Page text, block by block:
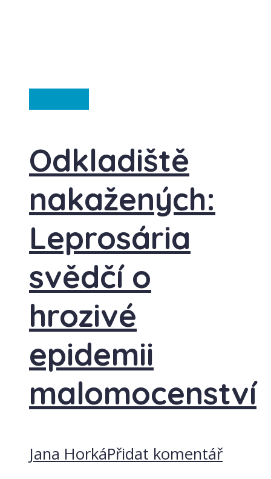
Odkladiště
nakažených:
Leprosária
svědčí o
hrozivé
epidemii
malomocenství
Jana HorkáPřidat komentář